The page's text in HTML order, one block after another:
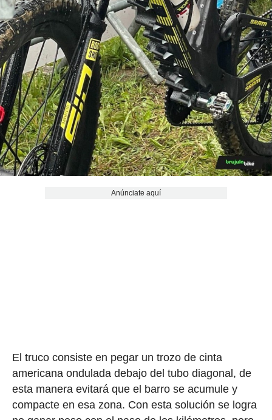
Anúnciate aquí
El truco consiste en pegar un trozo de cinta
americana ondulada debajo del tubo diagonal, de
esta manera evitará que el barro se acumule y
compacte en esa zona. Con esta solución se logra